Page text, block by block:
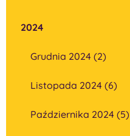
2024
Grudnia 2024 (2)
Listopada 2024 (6)
Października 2024 (5)